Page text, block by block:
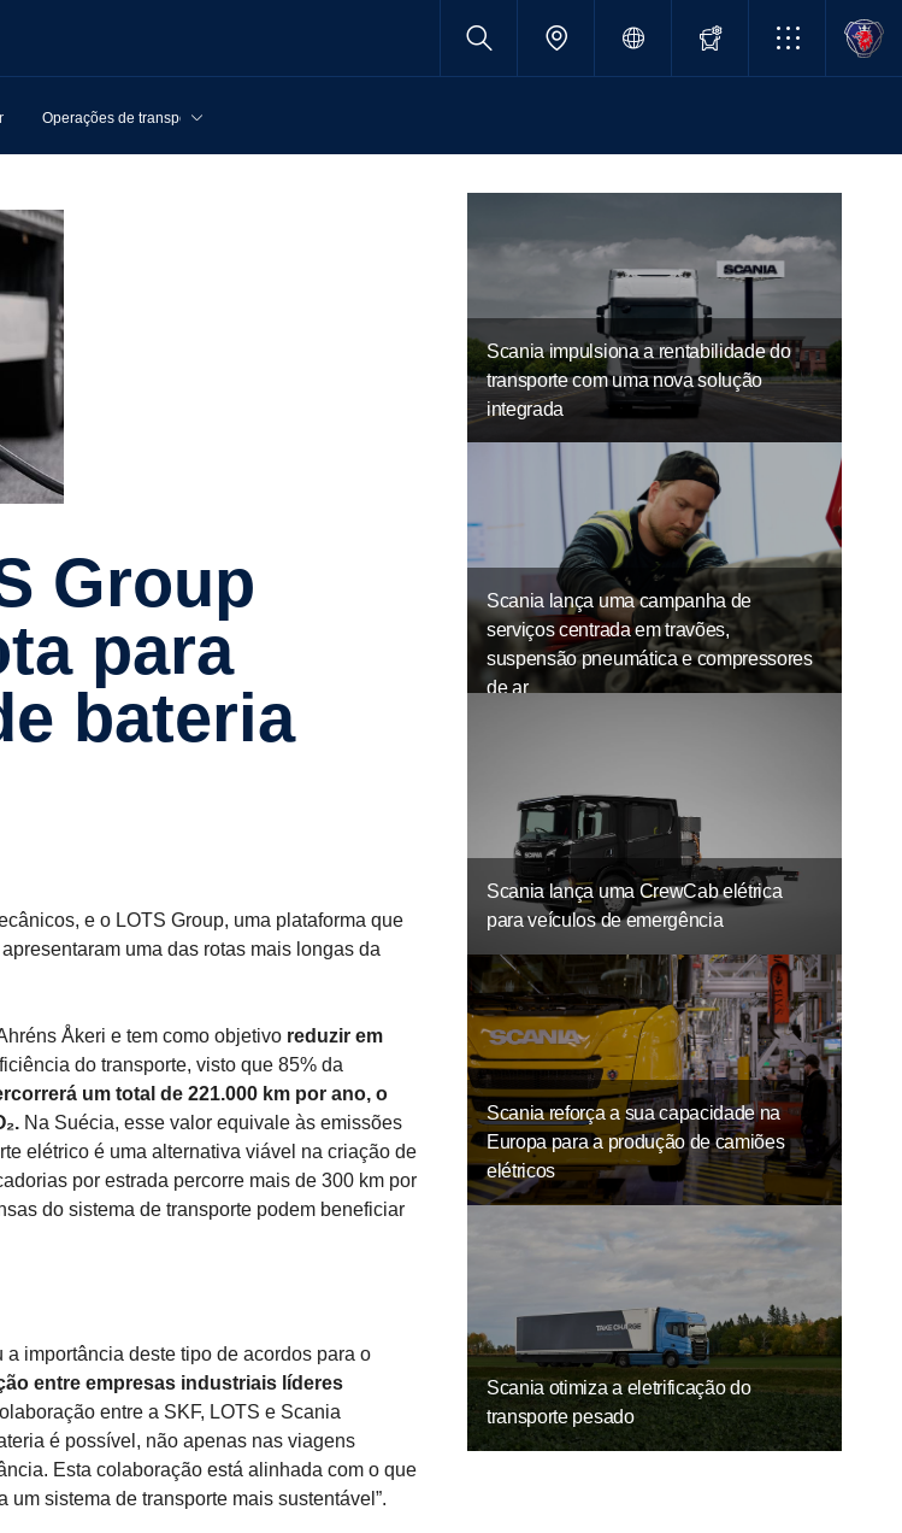
Operações de transporte
para
bateria
e o LOTS Group, uma plataforma que
uma das rotas mais longas da
Åkeri e tem como objetivo reduzir em
do transporte, visto que 85% da
um total de 221.000 km por ano, o
Na Suécia, esse valor equivale às emissões
elétrico é uma alternativa viável na criação de
por estrada percorre mais de 300 km por
do sistema de transporte podem beneficiar
importância deste tipo de acordos para o
entre empresas industriais líderes
entre a SKF, LOTS e Scania
é possível, não apenas nas viagens
Esta colaboração está alinhada com o que
sistema de transporte mais sustentável”.
Scania impulsiona a rentabilidade do
transporte com uma nova solução
integrada
Scania lança uma campanha de
serviços centrada em travões,
suspensão pneumática e compressores
de ar
Scania lança uma CrewCab elétrica
para veículos de emergência
Scania reforça a sua capacidade na
Europa para a produção de camiões
elétricos
Scania otimiza a eletrificação do
transporte pesado